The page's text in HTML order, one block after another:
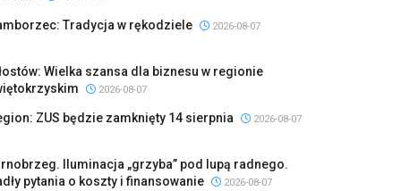
Tradycja w rękodziele 2026-08-07
Wielka szansa dla biznesu w regionie
2026-08-07
ZUS będzie zamknięty 14 sierpnia 2026-08-07
Iluminacja „grzyba” pod lupą radnego.
pytania o koszty i finansowanie
2026-08-07